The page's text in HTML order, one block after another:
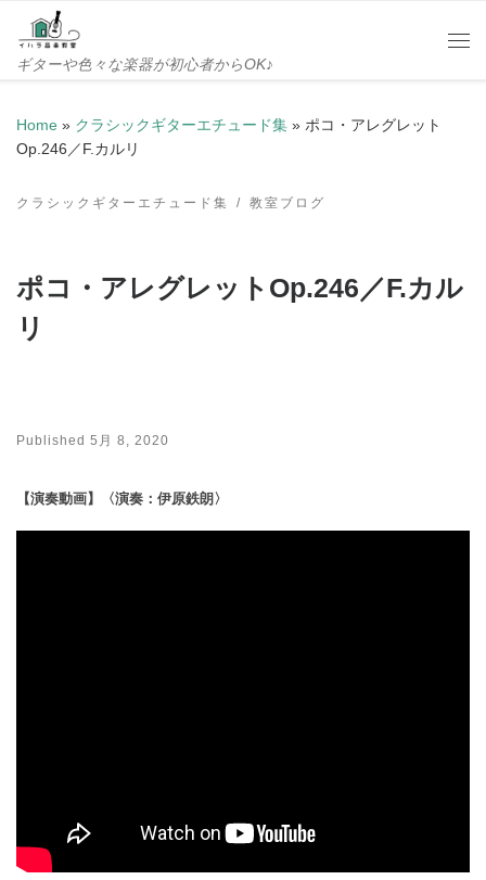
Skip to content
ギターや色々な楽器が初心者からOK♪
Home » クラシックギターエチュード集 » ポコ・アレグレット
Op.246／F.カルリ
クラシックギターエチュード集 教室ブログ
ポコ・アレグレットOp.246／F.カル
リ
Published 5月 8, 2020
【演奏動画】〈演奏：伊原鉄朗〉